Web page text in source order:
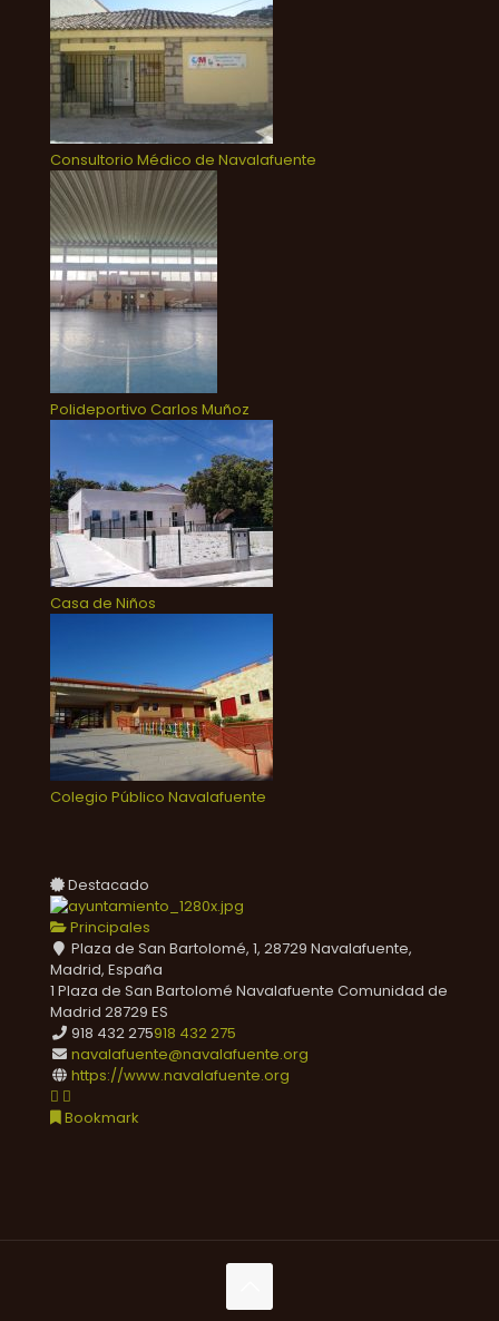
Consultorio Médico de Navalafuente
Polideportivo Carlos Muñoz
Casa de Niños
Colegio Público Navalafuente
Destacado
Principales
Plaza de San Bartolomé, 1, 28729 Navalafuente,
Madrid, España
1 Plaza de San Bartolomé Navalafuente Comunidad de
Madrid 28729 ES
918 432 275918 432 275
navalafuente@navalafuente.org
https://www.navalafuente.org
Bookmark